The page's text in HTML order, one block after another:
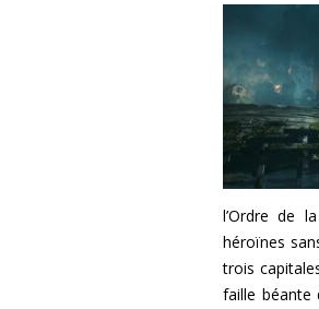
l’Ordre de
héroïnes
trois
faille béante